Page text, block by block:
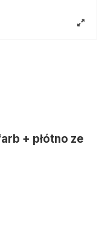
+ płótno ze